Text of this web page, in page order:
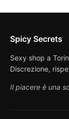
Spicy Secrets
Sexy shop a
Discrezione,
Il piacere è una